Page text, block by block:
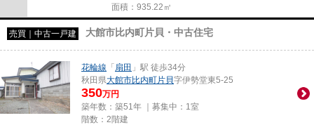
面積：935.22㎡
売買｜中古一戸建 大館市比内町片貝・中古住宅
花輪線 「 扇田 」駅 徒歩34分
秋田県大館市比内町片貝字伊勢堂東5-25
350万円
築年数：築51年 ｜募集中： 1室
階数：2階建